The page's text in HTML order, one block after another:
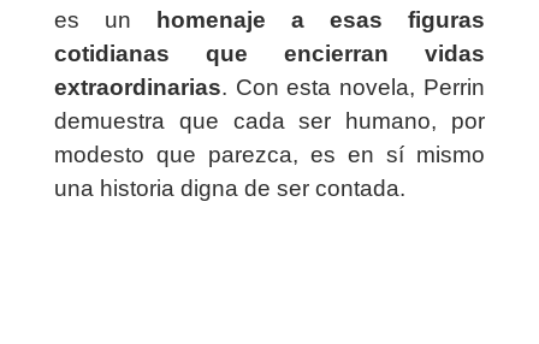
es un
homenaje a esas figuras
cotidianas que encierran vidas
extraordinarias. Con esta novela, Perrin
demuestra que cada ser humano, por
modesto que parezca, es en sí mismo
una historia digna de ser contada.